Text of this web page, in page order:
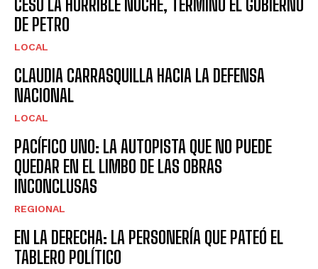
CESÓ LA HORRIBLE NOCHE, TERMINÓ EL GOBIERNO
DE PETRO
LOCAL
CLAUDIA CARRASQUILLA HACIA LA DEFENSA
NACIONAL
LOCAL
PACÍFICO UNO: LA AUTOPISTA QUE NO PUEDE
QUEDAR EN EL LIMBO DE LAS OBRAS
INCONCLUSAS
REGIONAL
EN LA DERECHA: LA PERSONERÍA QUE PATEÓ EL
TABLERO POLÍTICO